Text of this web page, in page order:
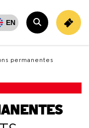
EN
Rechercher
permanentes